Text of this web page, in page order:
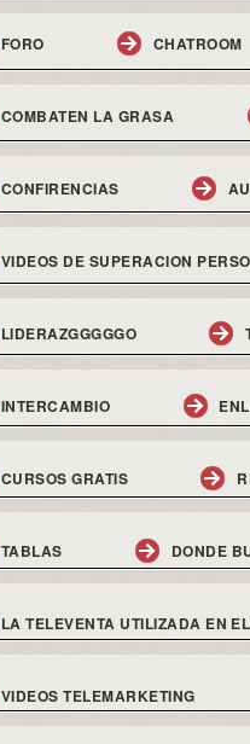
FORO CHATROOM
COMBATEN LA GRASA
CONFIRENCIAS
VIDEOS DE SUPERACION
LIDERAZGGGGGO
INTERCAMBIO
CURSOS GRATIS
TABLAS DONDE
LA TELEVENTA UTILIZADA EN
VIDEOS TELEMARKETING